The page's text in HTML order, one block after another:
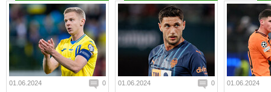
01.06.2024 0 01.06.2024 0 01.06.2024